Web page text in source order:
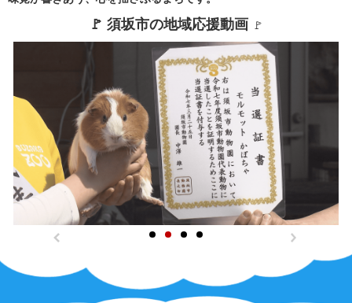
🚩 須坂市の地域応援動画 🚩